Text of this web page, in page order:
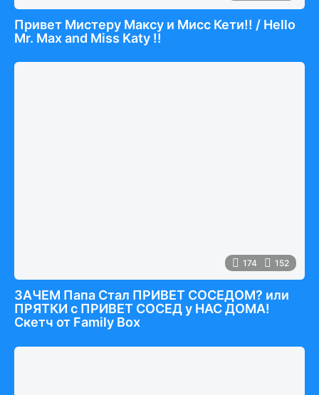
Привет Мистеру Максу и Мисс Кети!! / Hello
Mr. Max and Miss Katy !!
174 152
ЗАЧЕМ Папа Стал ПРИВЕТ СОСЕДОМ? или
ПРЯТКИ с ПРИВЕТ СОСЕД у НАС ДОМА!
Скетч от Family Box